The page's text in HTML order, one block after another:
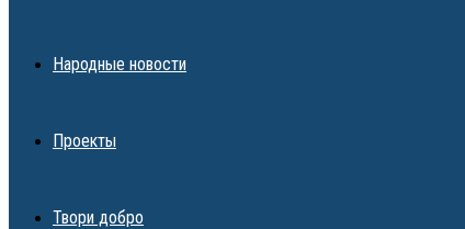
Народные новости
Проекты
Твори добро